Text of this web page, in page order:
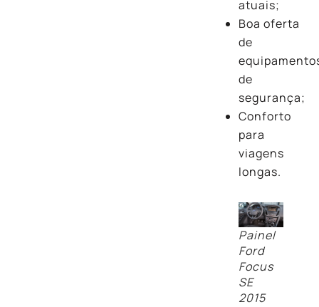
atuais;
Boa oferta
de
de
segurança;
Conforto
para
viagens
longas.
Painel
Ford
Focus
SE
2015